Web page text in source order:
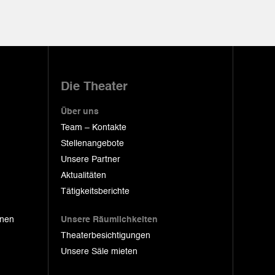
Die Theater
Über uns
Team – Kontakte
Stellenangebote
Unsere Partner
Aktualitäten
Tätigkeitsberichte
Unsere Räumlichkeiten
Theaterbesichtigungen
Unsere Säle mieten